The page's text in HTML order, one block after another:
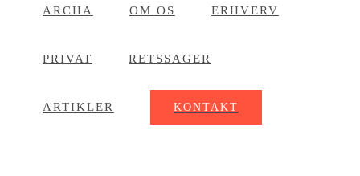
ARCHA OM OS ERHVERV
PRIVAT RETSSAGER
ARTIKLER KONTAKT